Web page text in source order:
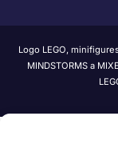
Logo LEGO,
MINDSTORMS a